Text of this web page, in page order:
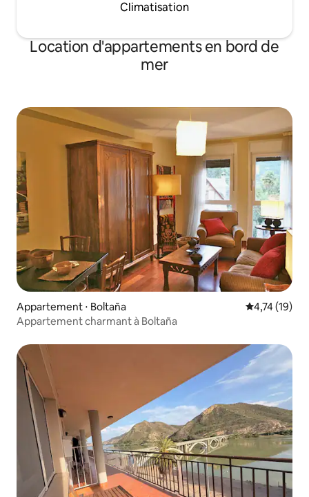
Climatisation
Location d'appartements en bord de
mer
Appartement ⋅ Boltaña Évaluation
4,74 (19)
Appartement charmant à Boltaña